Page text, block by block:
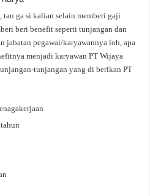
tau ga si kalian selain memberi gaji
beri benefit seperti tunjangan dan
jabatan pegawai/karyawannya loh, apa
menjadi karyawan PT Wijaya
tunjangan yang di berikan PT